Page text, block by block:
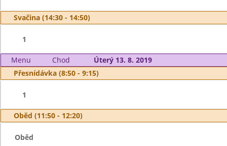
Svačina (14:30 - 14:50)
1
Menu Chod
Úterý 13. 8. 2019
Přesnídávka (8:50 - 9:15)
1
Oběd (11:50 - 12:20)
Oběd